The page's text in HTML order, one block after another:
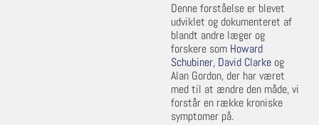
Denne forståelse er blevet
udviklet og dokumenteret af
blandt andre læger og
forskere som Howard
Schubiner, David Clarke og
Alan Gordon, der har været
med til at ændre den måde, vi
forstår en række kroniske
symptomer på.